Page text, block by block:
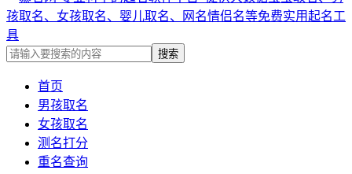
首页
男孩取名
女孩取名
测名打分
重名查询